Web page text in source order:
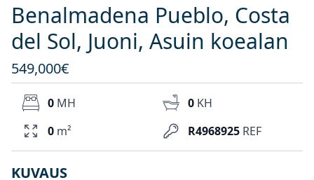
Benalmadena Pueblo, Costa
del Sol, Juoni, Asuin koealan
549,000€
R4968925 REF
0 MH 0 KH
0 m²
KUVAUS